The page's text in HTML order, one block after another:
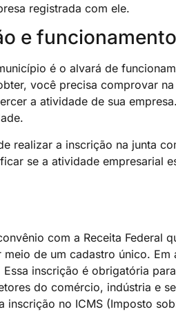
registrada com ele.
e funcionamento
é o alvará de
você precisa comprovar
a atividade de sua
realizar a inscrição na junta
se a atividade empresarial
com a Receita Federal
de um cadastro único.
inscrição é obrigatória
do comércio, indústria e
inscrição no ICMS (Imposto